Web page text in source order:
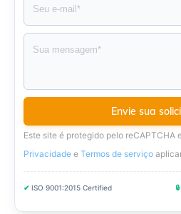
Este site é protegido pelo reCAPTCHA
Privacidade e Termos de serviço aplicar
✔ ISO 9001:2015 Certified 🔒